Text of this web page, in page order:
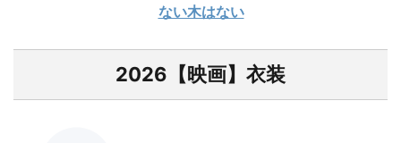
ない木はない
2026【映画】衣装